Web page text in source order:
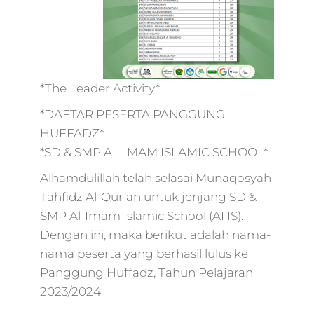
*The Leader Activity*
*DAFTAR PESERTA PANGGUNG
HUFFADZ*
*SD & SMP AL-IMAM ISLAMIC SCHOOL*
Alhamdulillah telah selasai Munaqosyah
Tahfidz Al-Qur’an untuk jenjang SD &
SMP Al-Imam Islamic School (AI IS).
Dengan ini, maka berikut adalah nama-
nama peserta yang berhasil lulus ke
Panggung Huffadz, Tahun Pelajaran
2023/2024